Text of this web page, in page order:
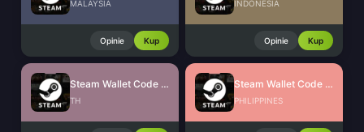
MALAYSIA
Opinie Kup
INDONESIA
Opinie Kup
Steam Wallet Code (THB)
TH
Steam Wallet Code (PHP)
PHILIPPINES